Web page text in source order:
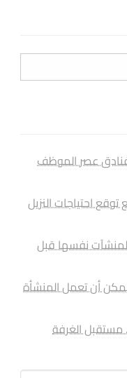
عصر الموظف
احتياجات النزيل
نفسها قبل
أن تعمل المنشأة
الغرفة